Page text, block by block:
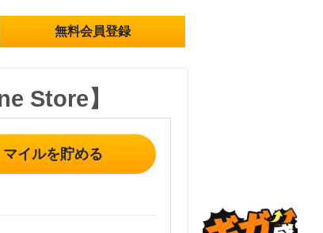
無料会員登録
Store】
マイルを貯める